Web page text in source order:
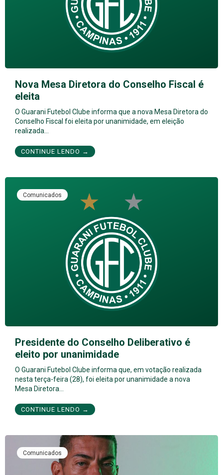
Nova Mesa Diretora do Conselho Fiscal é
eleita
O Guarani Futebol Clube informa que a nova Mesa Diretora do
Conselho Fiscal foi eleita por unanimidade, em eleição
realizada…
CONTINUE LENDO →
Comunicados
Presidente do Conselho Deliberativo é
eleito por unanimidade
O Guarani Futebol Clube informa que, em votação realizada
nesta terça-feira (28), foi eleita por unanimidade a nova
Mesa Diretora…
CONTINUE LENDO →
Comunicados